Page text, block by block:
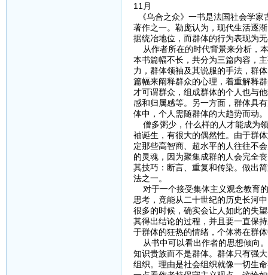
11月
《乌合之众》一书是法国社会学家
著作之一。勒庞认为，现代生活逐
据统冶地位，而群体的行为表现为
从作者所在的时代背景来分析，
本书篇幅不长，共分为三篇内容，
力，群体领袖及其说服的手法，群
篇幅来阐释群众的心理，着重解释
才可谓群众，组成群体的个人也与
感和归属感等。另一方面，群体具
体中，个人需随群体的大趋势而动。
僧多粥少，什么样的人才能成为
袖诞生，有很大的偶然性。由于群
定那些高智商、超水平的人往往不
的灵魂，因为聚集成群的人会完全
其技巧：断言、重复和传染。做出
法之一。
对于一个接受集体主义观念教育
思考，竟能从二十世纪的历史长河
很多的时候，确实会让人如此的失
其得出结论的过程，并且要一直保
于群体的狂热的情绪，个体将在群
从书中可以看出作者的思想倾向
知识贵族而不是群体。群体只有强
组织。理由是社会组织就像一切生